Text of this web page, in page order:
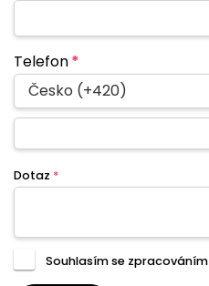
Telefon*
Česko (+420)
Dotaz *
Souhlasím se zpracováním